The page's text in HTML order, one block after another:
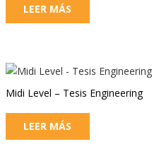
LEER MÁS
Midi Level – Tesis Engineering
LEER MÁS